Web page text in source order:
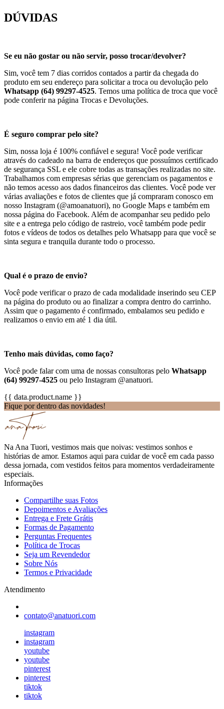
DÚVIDAS
Se eu não gostar ou não servir, posso trocar/devolver?
Sim, você tem 7 dias corridos contados a partir da chegada do
produto em seu endereço para solicitar a troca ou devolução pelo
Whatsapp (64) 99297-4525. Temos uma política de troca que você
pode conferir na página Trocas e Devoluções.
É seguro comprar pelo site?
Sim, nossa loja é 100% confiável e segura! Você pode verificar
através do cadeado na barra de endereços que possuímos certificado
de segurança SSL e ele cobre todas as transações realizadas no site.
Trabalhamos com empresas sérias que gerenciam os pagamentos e
não temos acesso aos dados financeiros das clientes. Você pode ver
várias avaliações e fotos de clientes que já compraram conosco em
nosso Instagram (@amoanatuori), no Google Maps e também em
nossa página do Facebook. Além de acompanhar seu pedido pelo
site e a entrega pelo código de rastreio, você também pode pedir
fotos e vídeos de todos os detalhes pelo Whatsapp para que você se
sinta segura e tranquila durante todo o processo.
Qual é o prazo de envio?
Você pode verificar o prazo de cada modalidade inserindo seu CEP
na página do produto ou ao finalizar a compra dentro do carrinho.
Assim que o pagamento é confirmado, embalamos seu pedido e
realizamos o envio em até 1 dia útil.
Tenho mais dúvidas, como faço?
Você pode falar com uma de nossas consultoras pelo Whatsapp
(64) 99297-4525 ou pelo Instagram @anatuori.
{{ data.product.name }}
Fique por dentro das novidades!
Na Ana Tuori, vestimos mais que noivas: vestimos sonhos e
histórias de amor. Estamos aqui para cuidar de você em cada passo
dessa jornada, com vestidos feitos para momentos verdadeiramente
especiais.
Informações
Compartilhe suas Fotos
Depoimentos e Avaliações
Entrega e Frete Grátis
Formas de Pagamento
Perguntas Frequentes
Política de Trocas
Seja um Revendedor
Sobre Nós
Termos e Privacidade
Atendimento
contato@anatuori.com
instagram
instagram
youtube
youtube
pinterest
pinterest
tiktok
tiktok